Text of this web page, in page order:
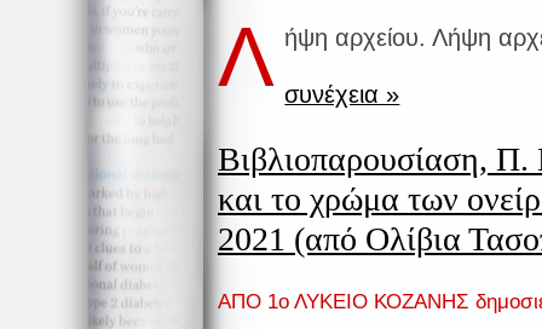
Λ ήψη αρχείου. Λήψη
συνέχεια »
Βιβλιοπαρουσίαση,
και το χρώμα των
2021 (από Ολίβια
ΑΠΟ 1ο ΛΥΚΕΙΟ ΚΟΖΑΝΗΣ